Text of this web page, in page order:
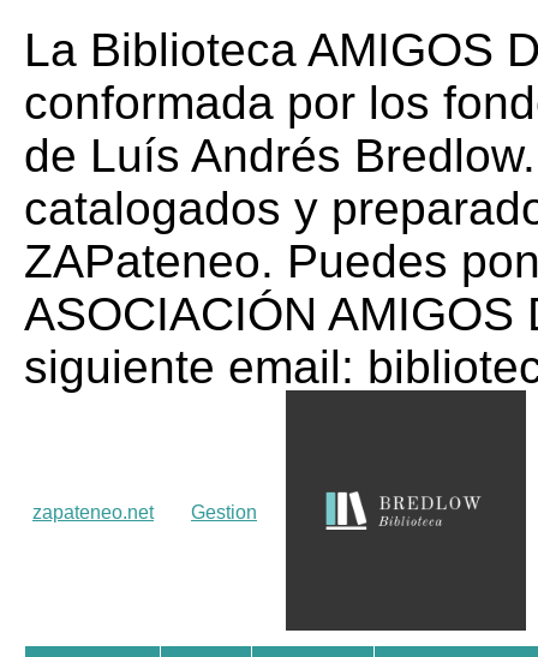
La Biblioteca AMIGOS
conformada por los
de Luís Andrés
catalogados y
ZAPateneo. Puedes
ASOCIACIÓN AMIGOS
siguiente email:
zapateneo.net Gestion